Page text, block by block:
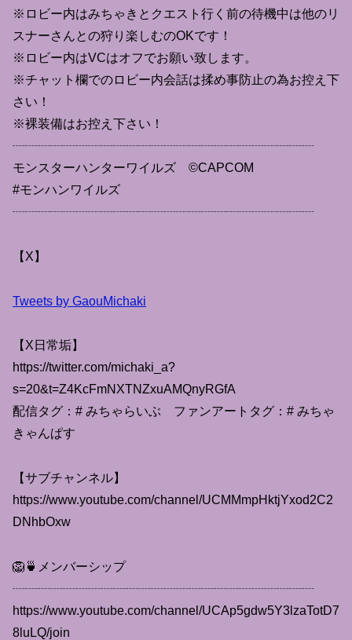
※ロビー内はみちゃきとクエスト行く前の待機中は他のリ
スナーさんとの狩り楽しむのOKです！
※ロビー内はVCはオフでお願い致します。
※チャット欄でのロビー内会話は揉め事防止の為お控え下
さい！
※裸装備はお控え下さい！
┈┈┈┈┈┈┈┈┈┈┈┈┈┈┈┈┈┈┈┈┈┈┈┈
モンスターハンターワイルズ ©CAPCOM
#モンハンワイルズ
┈┈┈┈┈┈┈┈┈┈┈┈┈┈┈┈┈┈┈┈┈┈┈┈
【X】
Tweets by GaouMichaki
【X日常垢】
https://twitter.com/michaki_a?
s=20&t=Z4KcFmNXTNZxuAMQnyRGfA
配信タグ：# みちゃらいぶ ファンアートタグ：# みちゃ
きゃんぱす
【サブチャンネル】
https://www.youtube.com/channel/UCMMmpHktjYxod2C2
DNhbOxw
🦁🍵メンバーシップ
┈┈┈┈┈┈┈┈┈┈┈┈┈┈┈┈┈┈┈┈┈┈┈┈
https://www.youtube.com/channel/UCAp5gdw5Y3lzaTotD7
8luLQ/join